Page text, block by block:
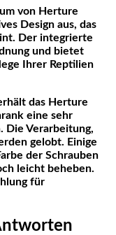
von Herture
Design aus, das
Der integrierte
und bietet
Ihrer Reptilien
das Herture
eine sehr
Die Verarbeitung,
gelobt. Einige
der Schrauben
leicht beheben.
für